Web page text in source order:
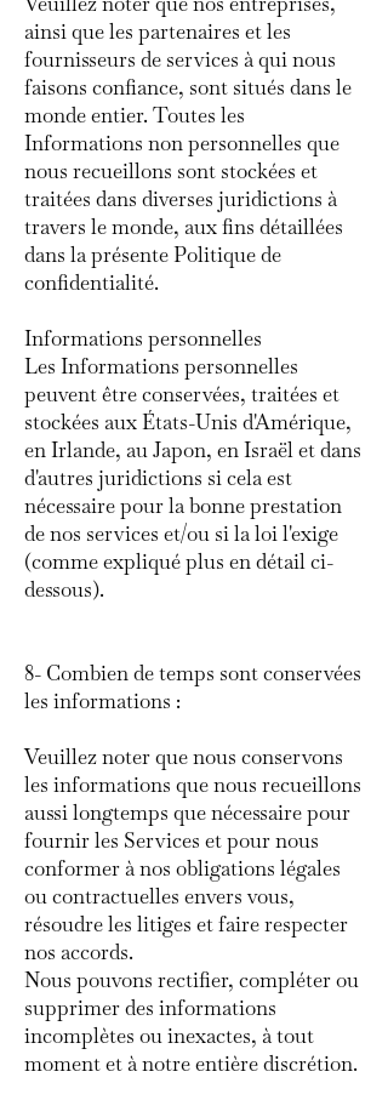
ainsi que les partenaires et les
fournisseurs de services à qui nous
faisons confiance, sont situés dans le
monde entier. Toutes les
Informations non personnelles que
nous recueillons sont stockées et
traitées dans diverses juridictions à
travers le monde, aux fins détaillées
dans la présente Politique de
confidentialité.
Informations personnelles
Les Informations personnelles
peuvent être conservées, traitées et
stockées aux États-Unis d'Amérique,
en Irlande, au Japon, en Israël et dans
d'autres juridictions si cela est
nécessaire pour la bonne prestation
de nos services et/ou si la loi l'exige
(comme expliqué plus en détail ci-
dessous).
8- Combien de temps sont conservées
les informations :
Veuillez noter que nous conservons
les informations que nous recueillons
aussi longtemps que nécessaire pour
fournir les Services et pour nous
conformer à nos obligations légales
ou contractuelles envers vous,
résoudre les litiges et faire respecter
nos accords.
Nous pouvons rectifier, compléter ou
supprimer des informations
incomplètes ou inexactes, à tout
moment et à notre entière discrétion.